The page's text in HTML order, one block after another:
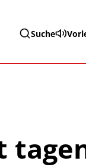
Suche